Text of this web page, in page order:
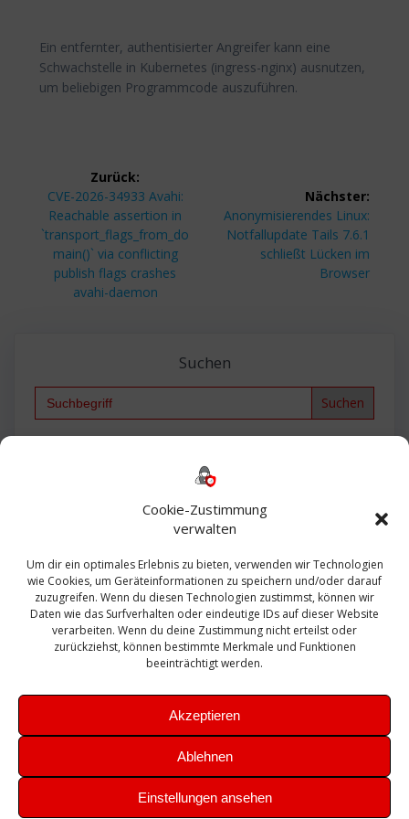
Cookie-Zustimmung
verwalten
Um dir ein optimales Erlebnis zu bieten, verwenden wir Technologien
wie Cookies, um Geräteinformationen zu speichern und/oder darauf
zuzugreifen. Wenn du diesen Technologien zustimmst, können wir
Daten wie das Surfverhalten oder eindeutige IDs auf dieser Website
verarbeiten. Wenn du deine Zustimmung nicht erteilst oder
zurückziehst, können bestimmte Merkmale und Funktionen
beeinträchtigt werden.
Akzeptieren
Ablehnen
Einstellungen ansehen
Ein entfernter, authentisierter Angreifer kann eine
Schwachstelle in Kubernetes (ingress-nginx) ausnutzen,
um beliebigen Programmcode auszuführen.
Beitragsnavigation
Zurück:
Vorheriger
Beitrag:
CVE-2026-34933 Avahi:
Reachable assertion in
`transport_flags_from_do
main()` via conflicting
publish flags crashes
avahi-daemon
Nächster:
Nächster
Beitrag:
Anonymisierendes Linux:
Notfallupdate Tails 7.6.1
schließt Lücken im
Browser
Suchen
Search
Bautagebuch
Exchange firewall Fritzbox
Microsoft
Sanierung SBS Security Server Sicherheit
Sicherung SIEM Sophos SSL Ubuntu
Update Upgrade UTM VCenter VCSA Veeam
VMWare VPN WAZUH Windows
Zertifikat
Theme